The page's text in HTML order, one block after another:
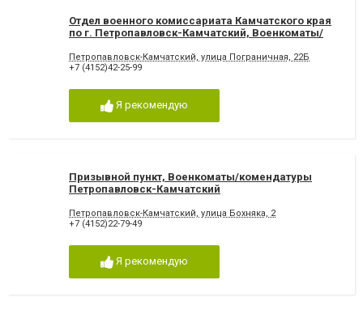
Отдел военного комиссариата Камчатского края
по г. Петропавловск-Камчатский, Военкоматы/
Петропавловск-Камчатский, улица Пограничная, 22Б
+7 (4152)42-25-99
Я рекомендую
Призывной пункт, Военкоматы/комендатуры
Петропавловск-Камчатский
Петропавловск-Камчатский, улица Бохняка, 2
+7 (4152)22-79-49
Я рекомендую